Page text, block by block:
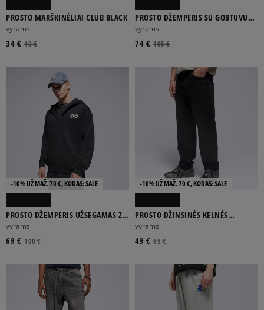
PROSTO MARŠKINĖLIAI CLUB BLACK
vyrams
40 €
34 €
PROSTO DŽEMPERIS SU GOBTUVU
HOODIE GRADE WHITE
vyrams
105 €
74 €
-10% UŽ MAŽ. 70 €, KODAS: SALE
PROSTO DŽEMPERIS UŽSEGAMAS ZIP
HOODIE INFINITY BLACK
vyrams
100 €
69 €
-10% UŽ MAŽ. 70 €, KODAS: SALE
PROSTO DŽINSINĖS KELNĖS
REGULAR BUNKER GRAPHITE
vyrams
65 €
49 €